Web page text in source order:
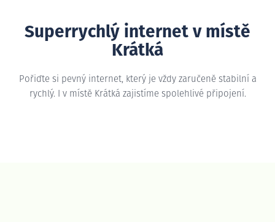
Superrychlý internet v místě
Krátká
Pořiďte si pevný internet, který je vždy zaručeně stabilní a
rychlý. I v místě Krátká zajistíme spolehlivé připojení.